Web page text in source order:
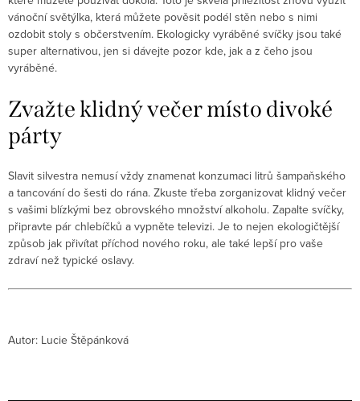
vánoční světýlka, která můžete pověsit podél stěn nebo s nimi
ozdobit stoly s občerstvením. Ekologicky vyráběné svíčky jsou také
super alternativou, jen si dávejte pozor kde, jak a z čeho jsou
vyráběné.
Zvažte klidný večer místo divoké
párty
Slavit silvestra nemusí vždy znamenat konzumaci litrů šampaňského
a tancování do šesti do rána. Zkuste třeba zorganizovat klidný večer
s vašimi blízkými bez obrovského množství alkoholu. Zapalte svíčky,
připravte pár chlebíčků a vypněte televizi. Je to nejen ekologičtější
způsob jak přivítat příchod nového roku, ale také lepší pro vaše
zdraví než typické oslavy.
Autor: Lucie Štěpánková